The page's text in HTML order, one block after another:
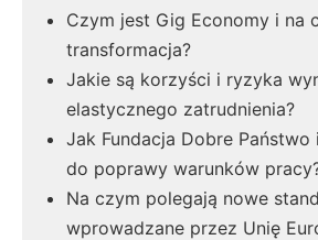
Czym jest Gig Economy i na
transformacja?
Jakie są korzyści i ryzyka
elastycznego zatrudnienia?
Jak Fundacja Dobre Państwo
do poprawy warunków
Na czym polegają nowe
wprowadzane przez Unię